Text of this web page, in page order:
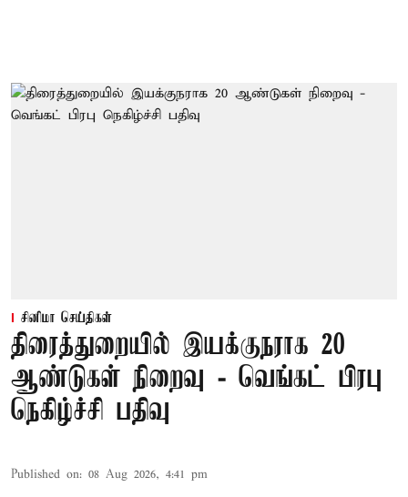
சினிமா செய்திகள்
திரைத்துறையில் இயக்குநராக 20
ஆண்டுகள் நிறைவு - வெங்கட் பிரபு
நெகிழ்ச்சி பதிவு
Published on: 08 Aug 2026, 4:41 pm